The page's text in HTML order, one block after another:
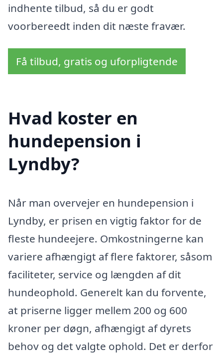
indhente tilbud, så du er godt
voorbereedt inden dit næste fravær.
Få tilbud, gratis og uforpligtende
Hvad koster en
hundepension i
Lyndby?
Når man overvejer en hundepension i
Lyndby, er prisen en vigtig faktor for de
fleste hundeejere. Omkostningerne kan
variere afhængigt af flere faktorer, såsom
faciliteter, service og længden af dit
hundeophold. Generelt kan du forvente,
at priserne ligger mellem 200 og 600
kroner per døgn, afhængigt af dyrets
behov og det valgte ophold. Det er derfor